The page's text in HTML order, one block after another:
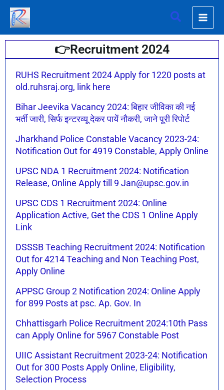
Skip
content
Search
👉Recruitment 2024
RUHS Recruitment 2024 Apply for 1220 posts at
old.ruhsraj.org, link here
Bihar Jeevika Vacancy 2024: बिहार जीविका की नई
भर्ती जारी, सिर्फ इन्टरव्यू देकर पायें नौकरी, जाने पूरी रिपोर्ट
Jharkhand Police Constable Vacancy 2023-24:
Notification Out for 4919 Constable, Apply Online
UPSC NDA 1 Recruitment 2024: Notification
Release, Online Apply till 9 Jan@upsc.gov.in
UPSC CDS 1 Recruitment 2024: Online
Application Active, Get the CDS 1 Online Apply
Link
DSSSB Teaching Recruitment 2024: Notification
Out for 4214 Teaching and Non Teaching Post,
Apply Online
APPSC Group 2 Notification 2024: Online Apply
for 899 Posts at psc. Ap. Gov. In
Chhattisgarh Police Recruitment 2024:10th Pass
can Apply Online for 5967 Constable Post
UIIC Assistant Recruitment 2023-24: Notification
Out for 300 Posts Apply Online, Eligibility,
Selection Process
PagePagePagePagePage Page